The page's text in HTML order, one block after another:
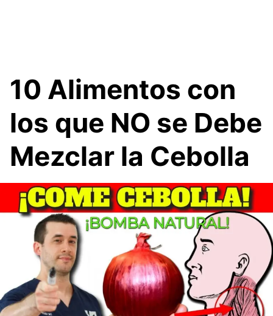
10 Alimentos con
los que NO se Debe
Mezclar la Cebolla